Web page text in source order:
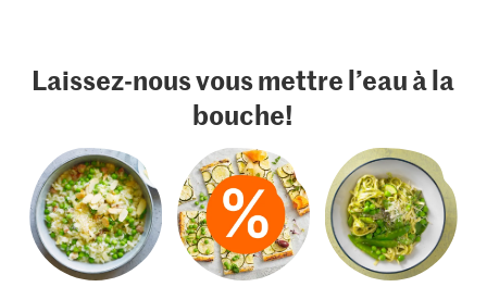
Laissez-nous vous mettre l’eau à la
bouche!